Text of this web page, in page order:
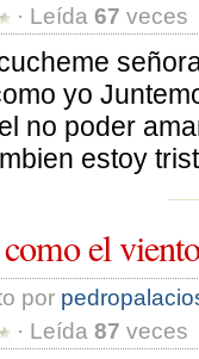
· Leída 67 veces
yo
no poder
estoy
el viento
por
· Leída 87 veces